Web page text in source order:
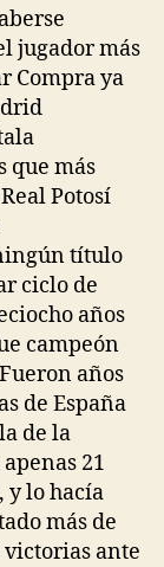
jugador más
Compra ya
que más
Potosí
título
ciclo de
años
campeón
años
de España
de la
21
y lo hacía
más de
ante